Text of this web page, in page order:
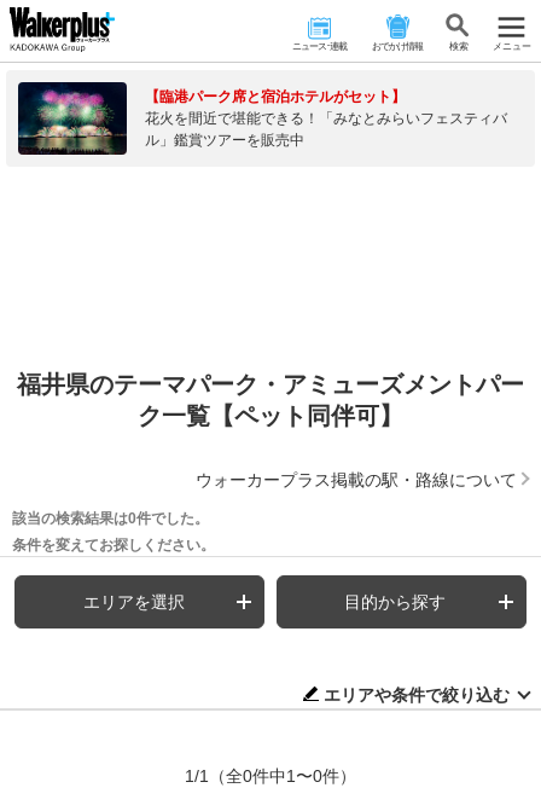
ニュース･連載 おでかけ情報 検 索 メニュー
【臨港パーク席と宿泊ホテルがセット】
花火を間近で堪能できる！「みなとみらいフェスティバ
ル」鑑賞ツアーを販売中
福井県のテーマパーク・アミューズメントパー
ク一覧【ペット同伴可】
ウォーカープラス掲載の駅・路線について
該当の検索結果は0件でした。
条件を変えてお探しください。
エリアを選択 目的から探す
エリアや条件で絞り込む
1/1 （全0件中1〜0件）